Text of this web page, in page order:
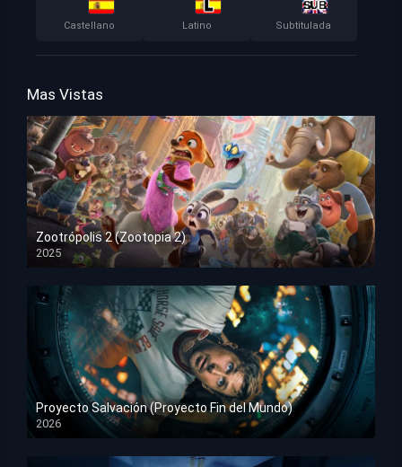
Castellano Latino Subtitulada
Mas Vistas
Zootrópolis 2 (Zootopia 2)
2025
HD 1080p
Proyecto Salvación (Proyecto Fin del Mundo)
2026
HD 1080p